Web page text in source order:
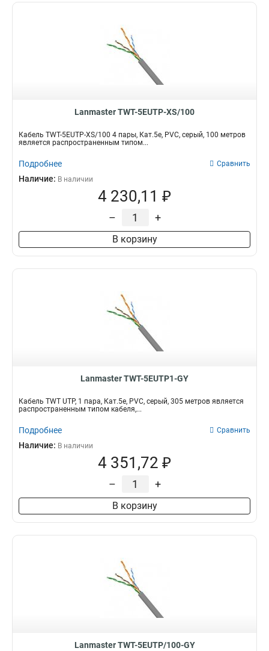
Lanmaster TWT-5EUTP-XS/100
Кабель TWT-5EUTP-XS/100 4 пары, Кат.5e, PVC, серый, 100 метров
является распространенным типом...
Подробнее Сравнить
Наличие: В наличии
4 230,11 ₽
– +
В корзину
Lanmaster TWT-5EUTP1-GY
Кабель TWT UTP, 1 пара, Кат.5e, PVC, серый, 305 метров является
распространенным типом кабеля,...
Подробнее Сравнить
Наличие: В наличии
4 351,72 ₽
– +
В корзину
Lanmaster TWT-5EUTP/100-GY